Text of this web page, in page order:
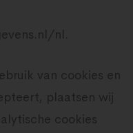
nl.
van cookies en
plaatsen wij
cookies